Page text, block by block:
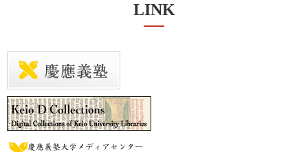
LINK